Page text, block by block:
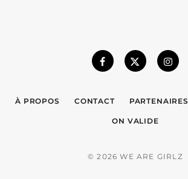
À PROPOS CONTACT PARTENAIRES
ON VALIDE
© 2026 WE ARE GIRLZ